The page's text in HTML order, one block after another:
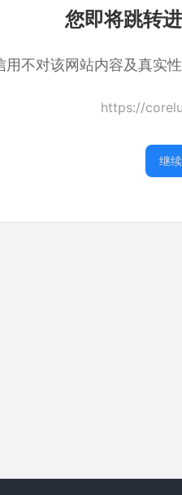
您即将跳转
用不对该网站内容及真实
https://
继